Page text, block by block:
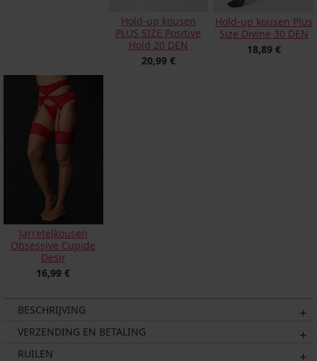
Hold-up kousen
PLUS SIZE Positive
Hold 20 DEN
20,99 €
Hold-up kousen Plus
Size Divine 30 DEN
18,89 €
Jarretelkousen
Obsessive Cupide
Desir
16,99 €
BESCHRIJVING
VERZENDING EN BETALING
RUILEN